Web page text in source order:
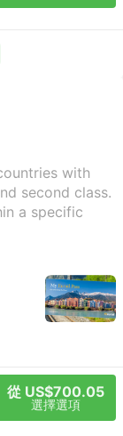
with
second class.
a specific
從 US$700.05
選擇選項